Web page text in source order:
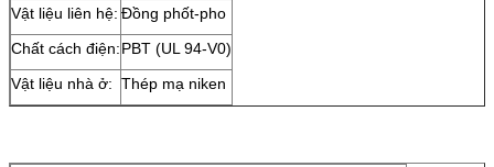
Vật liệu liên hệ: Đồng phốt-pho
Chất cách điện:PBT (UL 94-V0)
Vật liệu nhà ở: Thép mạ niken